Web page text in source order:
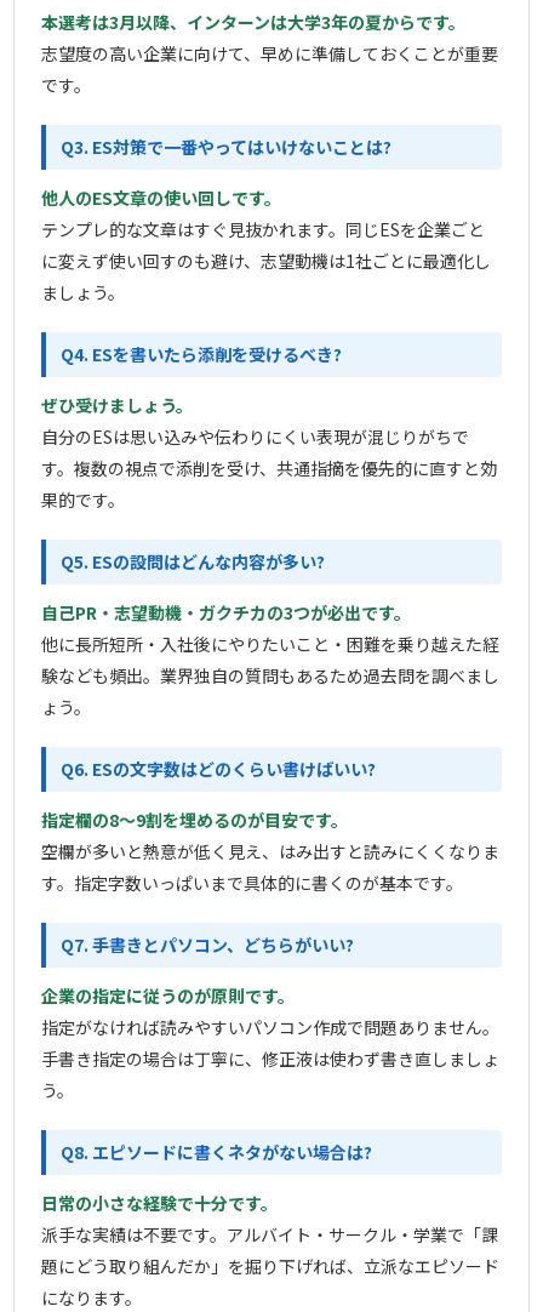
本選考は3月以降、インターンは大学3年の夏からです。
志望度の高い企業に向けて、早めに準備しておくことが重要
です。
Q3. ES対策で一番やってはいけないことは?
他人のES文章の使い回しです。
テンプレ的な文章はすぐ見抜かれます。同じESを企業ごと
に変えず使い回すのも避け、志望動機は1社ごとに最適化し
ましょう。
Q4. ESを書いたら添削を受けるべき?
ぜひ受けましょう。
自分のESは思い込みや伝わりにくい表現が混じりがちで
す。複数の視点で添削を受け、共通指摘を優先的に直すと効
果的です。
Q5. ESの設問はどんな内容が多い?
自己PR・志望動機・ガクチカの3つが必出です。
他に長所短所・入社後にやりたいこと・困難を乗り越えた経
験なども頻出。業界独自の質問もあるため過去問を調べまし
ょう。
Q6. ESの文字数はどのくらい書けばいい?
指定欄の8〜9割を埋めるのが目安です。
空欄が多いと熱意が低く見え、はみ出すと読みにくくなりま
す。指定字数いっぱいまで具体的に書くのが基本です。
Q7. 手書きとパソコン、どちらがいい?
企業の指定に従うのが原則です。
指定がなければ読みやすいパソコン作成で問題ありません。
手書き指定の場合は丁寧に、修正液は使わず書き直しましょ
う。
Q8. エピソードに書くネタがない場合は?
日常の小さな経験で十分です。
派手な実績は不要です。アルバイト・サークル・学業で「課
題にどう取り組んだか」を掘り下げれば、立派なエピソード
になります。